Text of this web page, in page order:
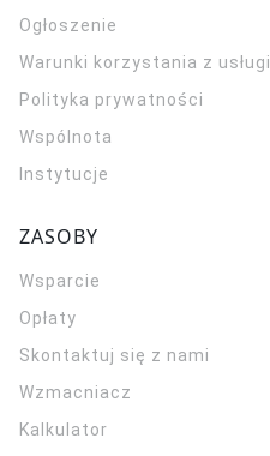
Ogłoszenie
Warunki korzystania z usługi
Polityka prywatności
Wspólnota
Instytucje
ZASOBY
Wsparcie
Opłaty
Skontaktuj się z nami
Wzmacniacz
Kalkulator